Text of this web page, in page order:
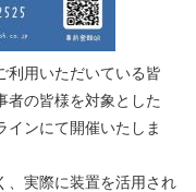
利用いただいている皆
者の皆様を対象とした
インにて開催いたしま
、実際に装置を活用され